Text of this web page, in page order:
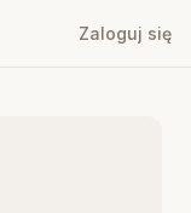
Zaloguj się